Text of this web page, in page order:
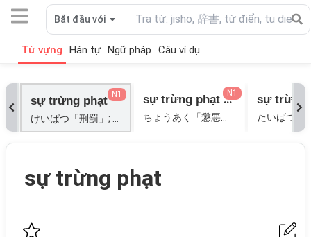
Bắt đầu với
Từ vựng Hán tự Ngữ pháp Câu ví dụ
sự trừng phạt N1 sự trừng phạt cái ácN1
たいばつ「
sự trừng phạt